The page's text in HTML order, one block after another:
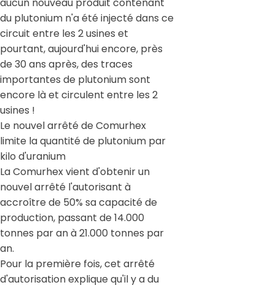
du plutonium n'a été injecté dans ce
circuit entre les 2 usines et
pourtant, aujourd'hui encore, près
de 30 ans après, des traces
importantes de plutonium sont
encore là et circulent entre les 2
usines !
Le nouvel arrêté de Comurhex
limite la quantité de plutonium par
kilo d'uranium
La Comurhex vient d'obtenir un
nouvel arrêté l'autorisant à
accroître de 50% sa capacité de
production, passant de 14.000
tonnes par an à 21.000 tonnes par
an.
Pour la première fois, cet arrêté
d'autorisation explique qu'il y a du